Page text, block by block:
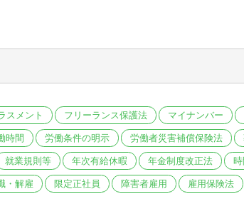
スメント フリーランス保護法 マイナンバー
時間 労働条件の明示 労働者災害補償保険法
就業規則等 年次有給休暇 年金制度改正法
・解雇 限定正社員 障害者雇用 雇用保険法